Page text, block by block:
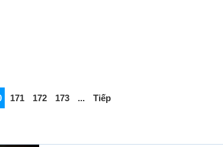
171 172 173 ... Tiếp